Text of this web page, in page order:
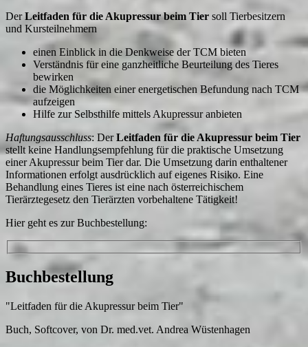
DerLeitfaden für die Akupressur beim Tier soll Tierbesitzern
und Kursteilnehmern
einen Einblick in die Denkweise der TCM bieten
Verständnis für eine ganzheitliche Beurteilung des Tieres
bewirken
die Möglichkeiten einer energetischen Befundung nach TCM
aufzeigen
Hilfe zur Selbsthilfe mittels Akupressur anbieten
Haftungsausschluss: DerLeitfaden für die Akupressur beim Tier
stellt keine Handlungsempfehlung für die praktische Umsetzung
einer Akupressur beim Tier dar. Die Umsetzung darin enthaltener
Informationen erfolgt ausdrücklich auf eigenes Risiko. Eine
Behandlung eines Tieres ist eine nach österreichischem
Tierärztegesetz den Tierärzten vorbehaltene Tätigkeit!
Hier geht es zur Buchbestellung:
Buchbestellung
"Leitfaden für die Akupressur beim Tier"
Buch, Softcover, von Dr. med.vet. Andrea Wüstenhagen